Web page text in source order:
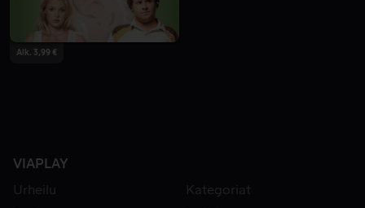
Alk. 3,99 €
VIAPLAY
Urheilu
Kategoriat